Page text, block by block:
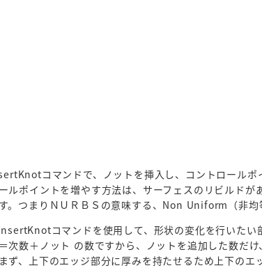
コマンドで、ノットを挿入し、コントロールポ
ルポイントを増やす方法は、サーフェスのリビルド
。つまりＮＵＲＢＳの意味する、Non Uniform（非均
コマンドを使用して、形状の変化を行いた
次数＋ノット の数ですから、ノットを追加した数だ
ず、上下のエッジ部分に厚みを持たせるため上下のエ